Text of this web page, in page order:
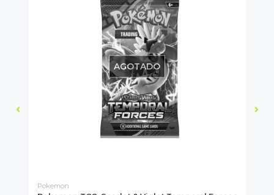
AGOTADO
Pokemon